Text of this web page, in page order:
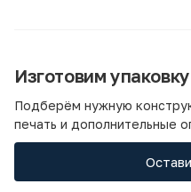
Изготовим
Подберём нужную
печать и дополнительные